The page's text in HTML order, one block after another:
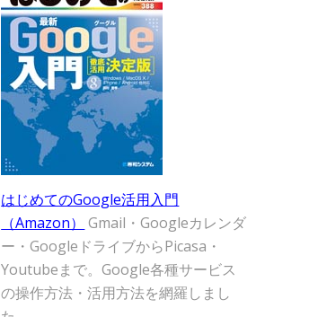
はじめてのGoogle活用入門
（Amazon）
Gmail・Googleカレンダ
ー・GoogleドライブからPicasa・
Youtubeまで。Google各種サービス
の操作方法・活用方法を網羅しまし